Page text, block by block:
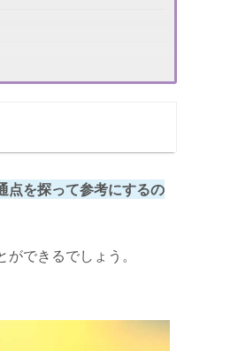
点を探って参考にするの
できるでしょう。